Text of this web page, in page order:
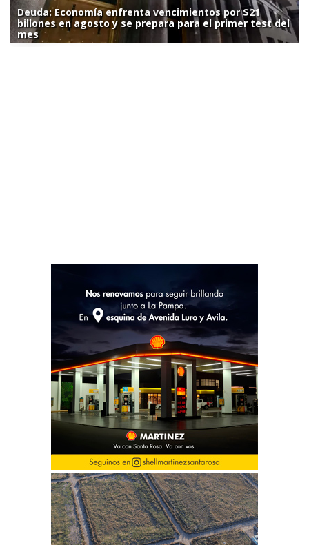
Deuda: Economía enfrenta vencimientos por $21
billones en agosto y se prepara para el primer test del
mes